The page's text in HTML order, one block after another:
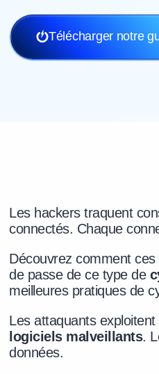
Télécharger notre
Les hackers traquent
connectés. Chaque
Découvrez comment ces
de passe de ce type de
meilleures pratiques de
Les attaquants
logiciels malveillants.
données.